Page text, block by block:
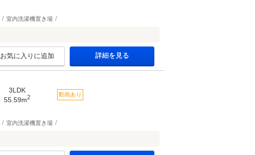
室内洗濯機置き場
お気に入りに追加 詳細を見る
3LDK
55.59m2 動画あり
室内洗濯機置き場